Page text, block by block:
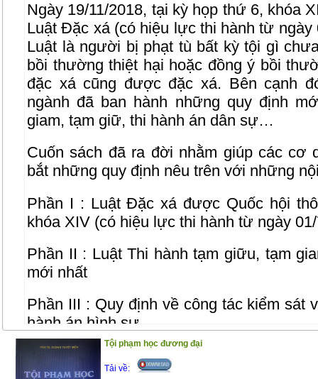
Ngày 19/11/2018, tại kỳ họp thứ 6, khóa
Luật Đặc xá (có hiệu lực thi hành từ
Luật là người bị phạt tù bất kỳ tội gì
bồi thường thiệt hại hoặc đồng ý bồi
đặc xá cũng được đặc xá. Bên cạnh
ngành đã ban hành những quy định
giam, tạm giữ, thi hành án dân sự…
Cuốn sách đã ra đời nhằm giúp các cơ
bắt những quy định nêu trên với những
Phần I : Luật Đặc xá được Quốc hội
khóa XIV (có hiệu lực thi hành từ ngày
Phần II : Luật Thi hành tạm giữu, tạm
mới nhất
Phần III : Quy định về công tác kiểm sát
hành án hình sự
Phần IV : Hướng dẫn chi tiết việc tha tù
Tội phạm học đương đại
Tải về: